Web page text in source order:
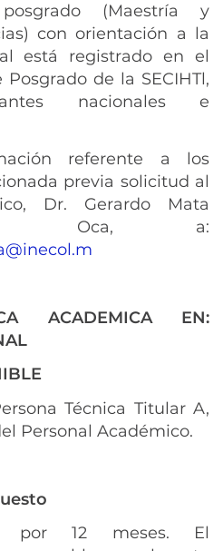
(Maestría y
con orientación a la
está registrado en el
de la SECIHTl,
nacionales e
referente a los
previa solicitud al
Dr. Gerardo Mata
Oca, a:
ACADEMICA EN:
Técnica Titular A,
Personal Académico.
por 12 meses. El